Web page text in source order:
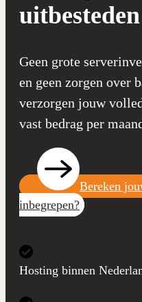
uitbesteden
Geen grote
en geen zorgen over
verzorgen jouw
vast bedrag per
Bereken
inbegrepen?
Hosting binnen